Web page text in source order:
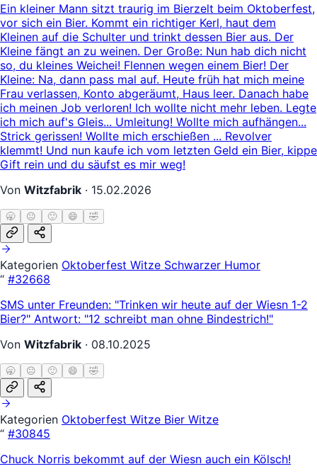
Ein kleiner Mann sitzt traurig im Bierzelt beim Oktoberfest,
vor sich ein Bier. Kommt ein richtiger Kerl, haut dem
Kleinen auf die Schulter und trinkt dessen Bier aus. Der
Kleine fängt an zu weinen. Der Große: Nun hab dich nicht
so, du kleines Weichei! Flennen wegen einem Bier! Der
Kleine: Na, dann pass mal auf. Heute früh hat mich meine
Frau verlassen, Konto abgeräumt, Haus leer. Danach habe
ich meinen Job verloren! Ich wollte nicht mehr leben. Legte
ich mich auf's Gleis... Umleitung! Wollte mich aufhängen...
Strick gerissen! Wollte mich erschießen ... Revolver
klemmt! Und nun kaufe ich vom letzten Geld ein Bier, kippe
Gift rein und du säufst es mir weg!
Von Witzfabrik · 15.02.2026
🥱 😐 🙂 😄 🤣
Kategorien Oktoberfest Witze Schwarzer Humor
“ #32668
SMS unter Freunden: "Trinken wir heute auf der Wiesn 1-2
Bier?" Antwort: "12 schreibt man ohne Bindestrich!"
Von Witzfabrik · 08.10.2025
🥱 😐 🙂 😄 🤣
Kategorien Oktoberfest Witze Bier Witze
“ #30845
Chuck Norris bekommt auf der Wiesn auch ein Kölsch!